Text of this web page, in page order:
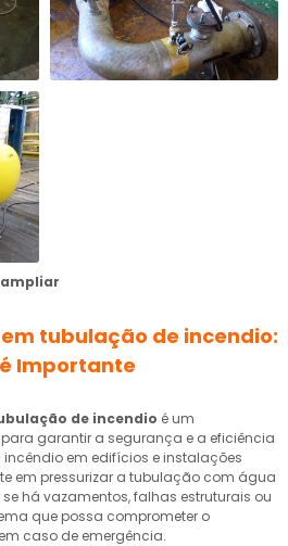
tubulação de incendio:
é Importante
de incendio é um
garantir a segurança e a eficiência
em edifícios e instalações
em pressurizar a tubulação com água
há vazamentos, falhas estruturais ou
que possa comprometer o
caso de emergência.